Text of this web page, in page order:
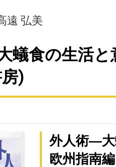
遠 弘美
蟻食の生活
)
外人術―大
欧州指南編